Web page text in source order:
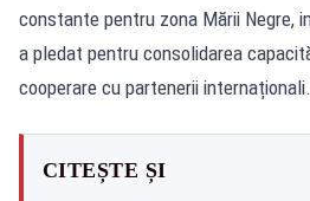
constante pentru zona Mării Negre,
a pledat pentru consolidarea
cooperare cu partenerii internaționali.
CITEȘTE ȘI